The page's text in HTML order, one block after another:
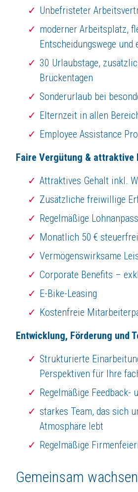
Unbefristeter
moderner Arbeitsplatz,
Entscheidungswege
30 Urlaubstage,
Brückentagen
Sonderurlaub bei
Elternzeit in allen
Employee Assistance
Faire Vergütung & attraktive
Attraktives Gehalt inkl.
Zusätzliche freiwillige
Regelmäßige
Monatlich 50 €
Vermögenswirksame
Corporate Benefits –
E-Bike-Leasing
Kostenfreie
Entwicklung, Förderung und
Strukturierte
Perspektiven für Ihre
Regelmäßige Feedback-
starkes Team, das sich
Atmosphäre lebt
Regelmäßige
Gemeinsam wachsen